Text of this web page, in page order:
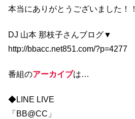
本当にありがとうございました！！
DJ 山本 那枝子さんブログ▼
http://bbacc.net851.com/?p=4277
番組のアーカイブは…
◆LINE LIVE
「 BB@CC 」